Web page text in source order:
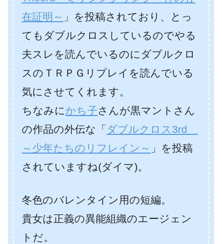
在証明～ 」を投稿されており、とっ
てもダブルクロスしているのでやる
夫スレを読んでいるのにダブルクロ
スのＴＲＰＧリプレイを読んでいる
気にさせてくれます。
ちなみに かち子さんが黒マントさん
の作品の外伝な「 ダブルクロス3rd
～少年たちのリフレイン～ 」を投稿
されていますね(ダイマ)。
冬色のバレンタイン用の短編。
貴女は正義の異能組織のエージェン
トだ。